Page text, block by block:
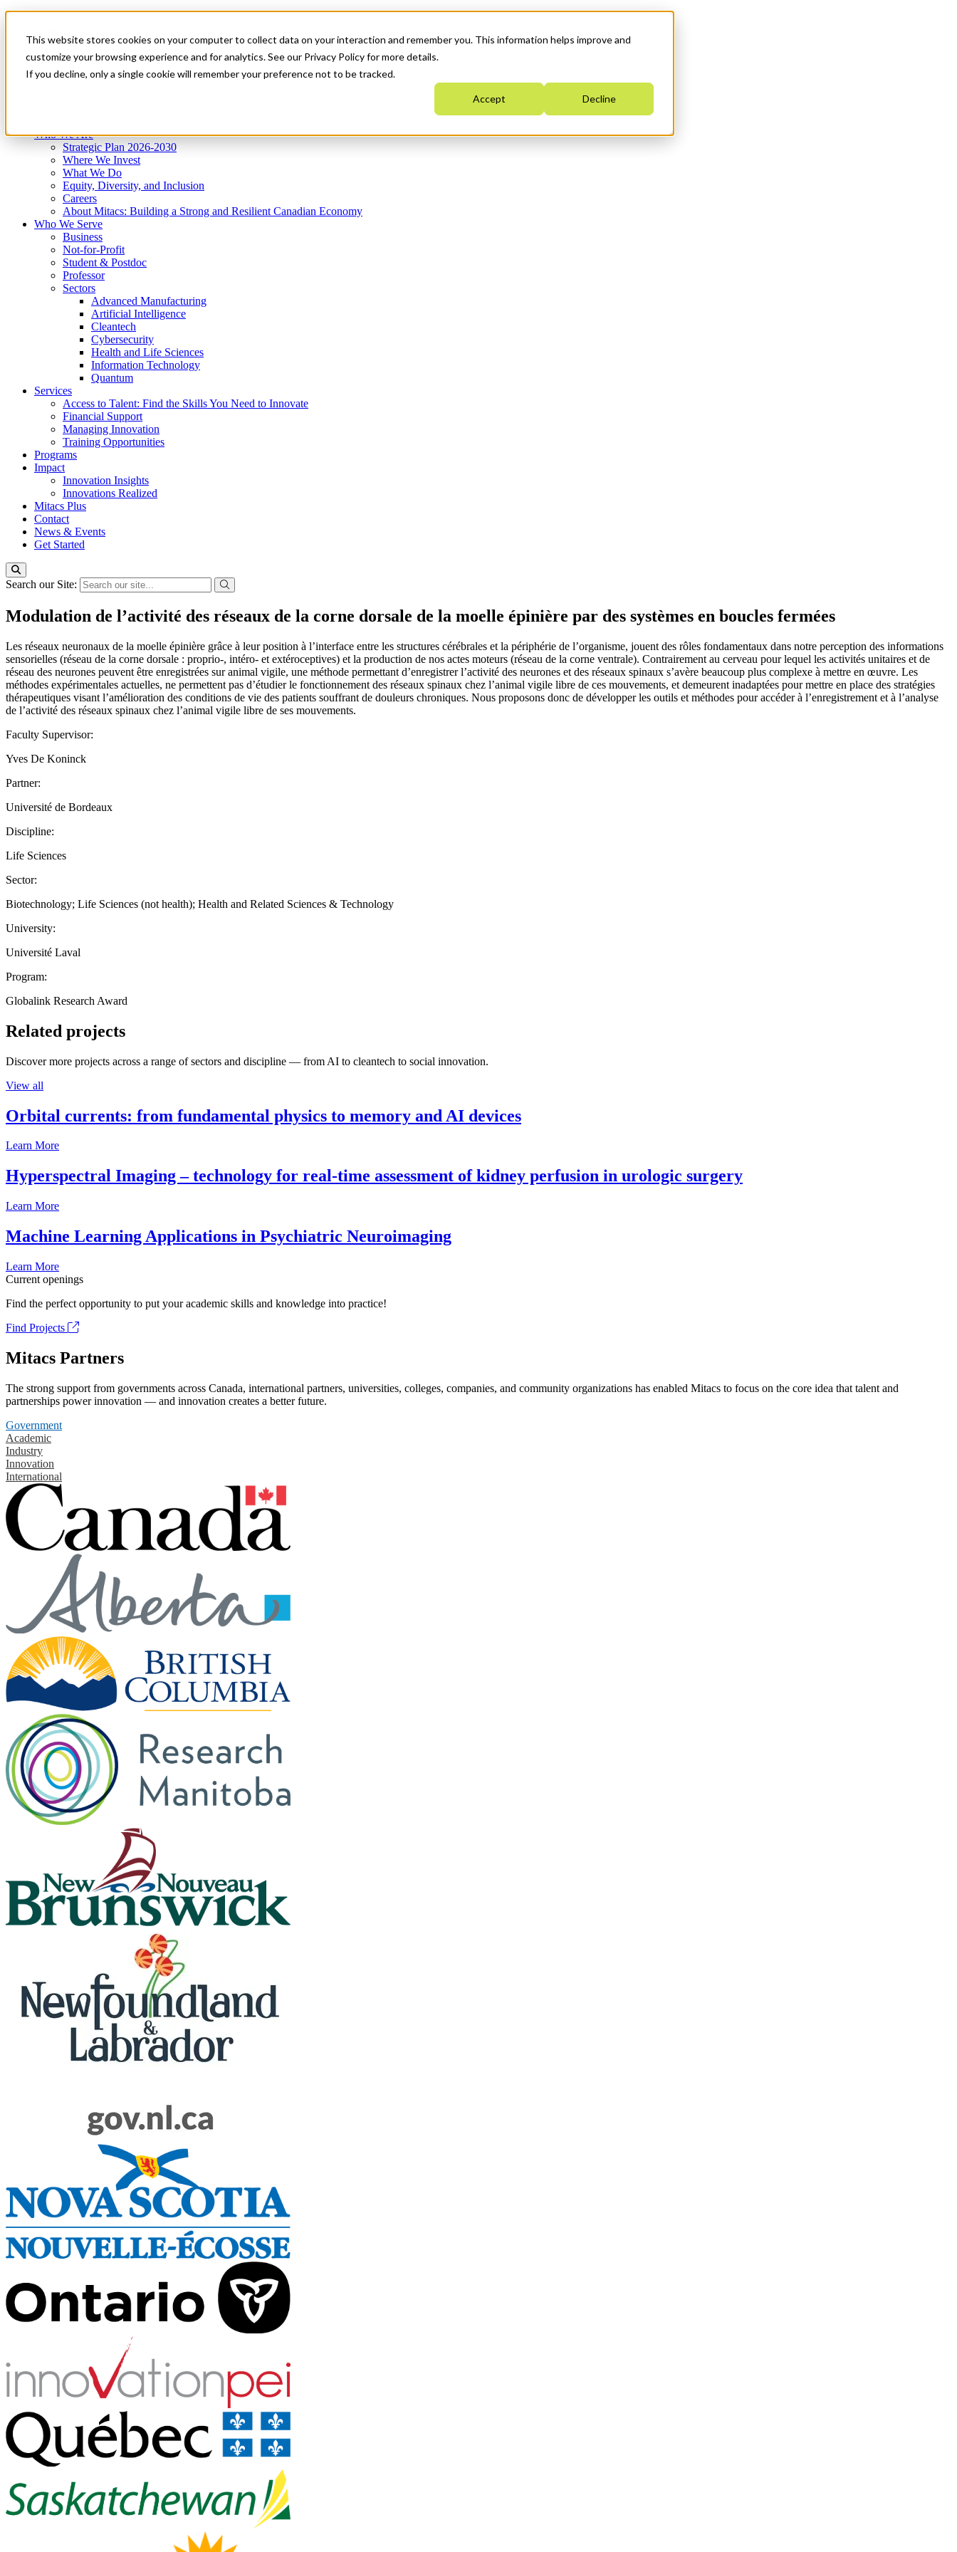
This website stores cookies on your computer to collect data on your interaction and remember you. This information helps improve and
customize your browsing experience and for analytics. See our Privacy Policy for more details.
If you decline, only a single cookie will remember your preference not to be tracked.
Accept Decline
News & Events
Get Started
Menu
Who We Are
Strategic Plan 2026-2030
Where We Invest
What We Do
Equity, Diversity, and Inclusion
Careers
About Mitacs: Building a Strong and Resilient Canadian Economy
Who We Serve
Business
Not-for-Profit
Student & Postdoc
Professor
Sectors
Advanced Manufacturing
Artificial Intelligence
Cleantech
Cybersecurity
Health and Life Sciences
Information Technology
Quantum
Services
Access to Talent: Find the Skills You Need to Innovate
Financial Support
Managing Innovation
Training Opportunities
Programs
Impact
Innovation Insights
Innovations Realized
Mitacs Plus
Contact
News & Events
Get Started
Search our Site:
Modulation de l’activité des réseaux de la corne dorsale de la moelle épinière par des systèmes en boucles fermées
Les réseaux neuronaux de la moelle épinière grâce à leur position à l’interface entre les structures cérébrales et la périphérie de l’organisme, jouent des rôles fondamentaux dans notre perception des informations
sensorielles (réseau de la corne dorsale : proprio-, intéro- et extéroceptives) et la production de nos actes moteurs (réseau de la corne ventrale). Contrairement au cerveau pour lequel les activités unitaires et de
réseau des neurones peuvent être enregistrées sur animal vigile, une méthode permettant d’enregistrer l’activité des neurones et des réseaux spinaux s’avère beaucoup plus complexe à mettre en œuvre. Les
méthodes expérimentales actuelles, ne permettent pas d’étudier le fonctionnement des réseaux spinaux chez l’animal vigile libre de ces mouvements, et demeurent inadaptées pour mettre en place des stratégies
thérapeutiques visant l’amélioration des conditions de vie des patients souffrant de douleurs chroniques. Nous proposons donc de développer les outils et méthodes pour accéder à l’enregistrement et à l’analyse
de l’activité des réseaux spinaux chez l’animal vigile libre de ses mouvements.
Faculty Supervisor:
Yves De Koninck
Partner:
Université de Bordeaux
Discipline:
Life Sciences
Sector:
Biotechnology; Life Sciences (not health); Health and Related Sciences & Technology
University:
Université Laval
Program:
Globalink Research Award
Related projects
Discover more projects across a range of sectors and discipline — from AI to cleantech to social innovation.
View all
Orbital currents: from fundamental physics to memory and AI devices
Learn More
Hyperspectral Imaging – technology for real-time assessment of kidney perfusion in urologic surgery
Learn More
Machine Learning Applications in Psychiatric Neuroimaging
Learn More
Current openings
Find the perfect opportunity to put your academic skills and knowledge into practice!
Find Projects
Mitacs Partners
The strong support from governments across Canada, international partners, universities, colleges, companies, and community organizations has enabled Mitacs to focus on the core idea that talent and
partnerships power innovation — and innovation creates a better future.
Government
Academic
Industry
Innovation
International